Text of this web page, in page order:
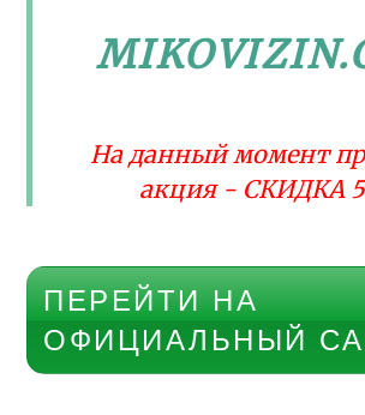
На данный момент
акция - СКИДКА
ПЕРЕЙТИ НА
ОФИЦИАЛЬНЫЙ